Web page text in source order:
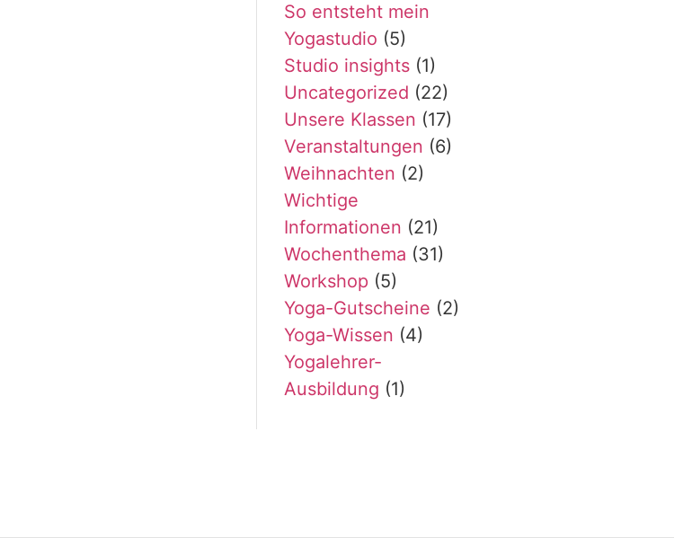
So entsteht mein
Yogastudio (5)
Studio insights (1)
Uncategorized (22)
Unsere Klassen (17)
Veranstaltungen (6)
Weihnachten (2)
Wichtige
Informationen (21)
Wochenthema (31)
Workshop (5)
Yoga-Gutscheine (2)
Yoga-Wissen (4)
Yogalehrer-
Ausbildung (1)